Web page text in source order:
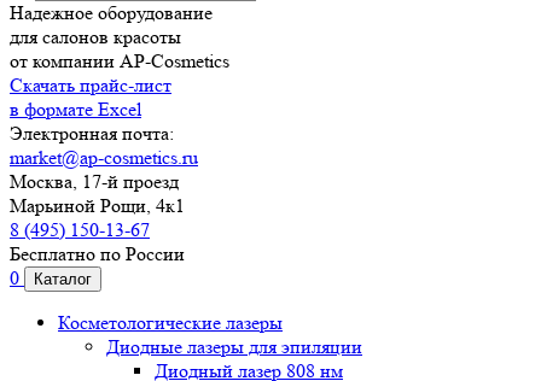
Надежное оборудование
для салонов красоты
от компании AP-Cosmetics
Скачать прайс-лист
в формате Excel
Электронная почта:
market@ap-cosmetics.ru
Москва, 17-й проезд
Марьиной Рощи, 4к1
8 (495) 150-13-67
Бесплатно по России
0
Каталог
Косметологические лазеры
Диодные лазеры для эпиляции
Диодный лазер 808 нм